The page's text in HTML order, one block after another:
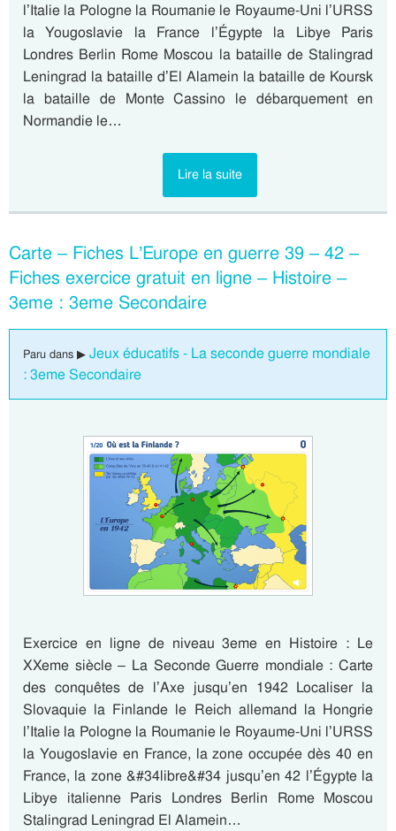
l’Italie la Pologne la Roumanie le Royaume-Uni l’URSS
la Yougoslavie la France l’Égypte la Libye Paris
Londres Berlin Rome Moscou la bataille de Stalingrad
Leningrad la bataille d’El Alamein la bataille de Koursk
la bataille de Monte Cassino le débarquement en
Normandie le…
Lire la suite
Carte – Fiches L’Europe en guerre 39 – 42 –
Fiches exercice gratuit en ligne – Histoire –
3eme : 3eme Secondaire
Paru dans ▶ Jeux éducatifs - La seconde guerre mondiale
: 3eme Secondaire
Exercice en ligne de niveau 3eme en Histoire : Le
XXeme siècle – La Seconde Guerre mondiale : Carte
des conquêtes de l’Axe jusqu’en 1942 Localiser la
Slovaquie la Finlande le Reich allemand la Hongrie
l’Italie la Pologne la Roumanie le Royaume-Uni l’URSS
la Yougoslavie en France, la zone occupée dès 40 en
France, la zone &#34libre&#34 jusqu’en 42 l’Égypte la
Libye italienne Paris Londres Berlin Rome Moscou
Stalingrad Leningrad El Alamein…